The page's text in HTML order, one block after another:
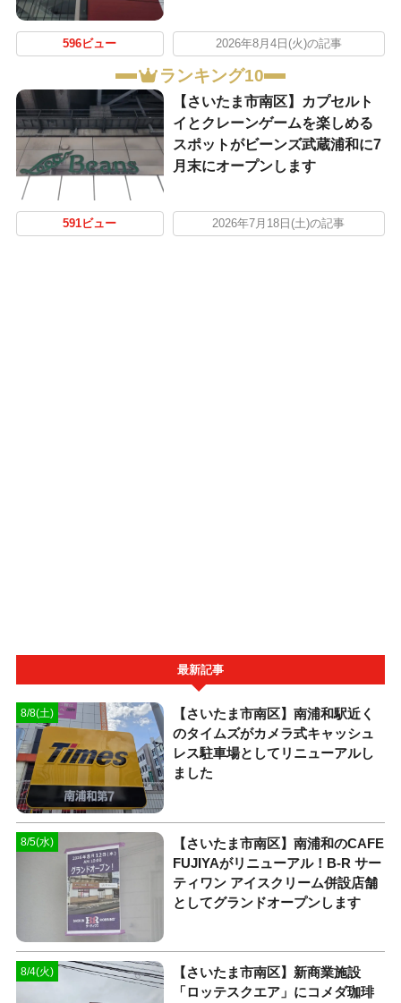
596ビュー 2026年8月4日(火)の記事
ランキング10
【さいたま市南区】カプセルト
イとクレーンゲームを楽しめる
スポットがビーンズ武蔵浦和に7
月末にオープンします
591ビュー 2026年7月18日(土)の記事
最新記事
8/8(土)
【さいたま市南区】南浦和駅近く
のタイムズがカメラ式キャッシュ
レス駐車場としてリニューアルし
ました
8/5(水)
【さいたま市南区】南浦和のCAFE
FUJIYAがリニューアル！B-R サー
ティワン アイスクリーム併設店舗
としてグランドオープンします
8/4(火)
【さいたま市南区】新商業施設
「ロッテスクエア」にコメダ珈琲